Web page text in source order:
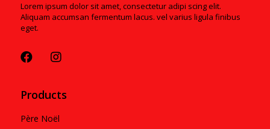
Lorem ipsum dolor sit amet, consectetur adipi scing elit.
Aliquam accumsan fermentum lacus. vel varius ligula finibus
eget.
Products
Père Noël